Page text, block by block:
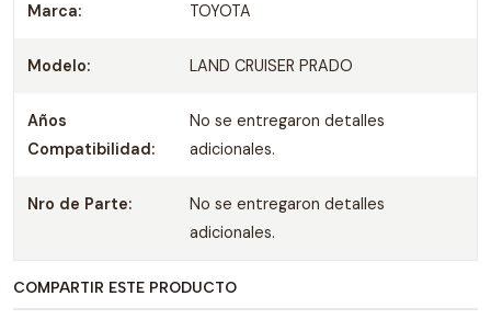
Marca: TOYOTA
Modelo: LAND CRUISER PRADO
Años
Compatibilidad:
No se entregaron detalles
adicionales.
Nro de Parte:
No se entregaron detalles
adicionales.
COMPARTIR ESTE PRODUCTO